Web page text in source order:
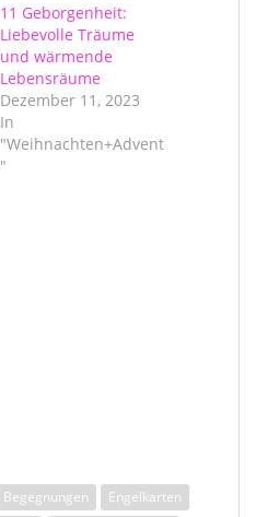
11 Geborgenheit:
Liebevolle Träume
und wärmende
Lebensräume
Dezember 11, 2023
In
"Weihnachten+Advent
"
Begegnungen
Engelkarten